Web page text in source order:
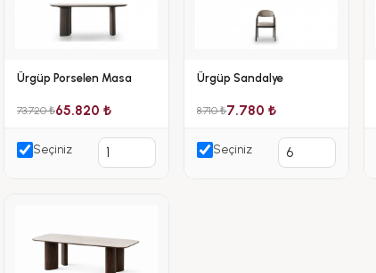
Ürgüp Porselen Masa
73.720 ₺65.820 ₺
Seçiniz
Ürgüp Sandalye
8.710 ₺7.780 ₺
Seçiniz